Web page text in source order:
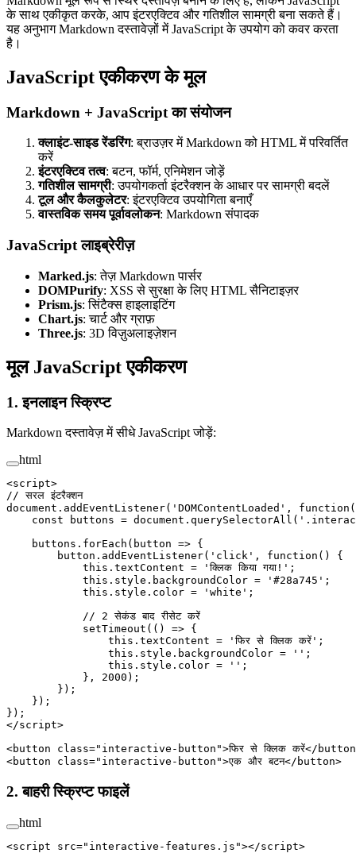
के साथ एकीकृत करके, आप इंटरएक्टिव और गतिशील सामग्री बना सकते हैं।
यह अनुभाग Markdown दस्तावेज़ों में JavaScript के उपयोग को कवर करता
है।
JavaScript एकीकरण के मूल
Markdown + JavaScript का संयोजन
क्लाइंट-साइड रेंडरिंग: ब्राउज़र में Markdown को HTML में परिवर्तित
करें
इंटरएक्टिव तत्व: बटन, फॉर्म, एनिमेशन जोड़ें
गतिशील सामग्री: उपयोगकर्ता इंटरैक्शन के आधार पर सामग्री बदलें
टूल और कैलकुलेटर: इंटरएक्टिव उपयोगिता बनाएँ
वास्तविक समय पूर्वावलोकन: Markdown संपादक
JavaScript लाइब्रेरीज़
Marked.js: तेज़ Markdown पार्सर
DOMPurify: XSS से सुरक्षा के लिए HTML सैनिटाइज़र
Prism.js: सिंटैक्स हाइलाइटिंग
Chart.js: चार्ट और ग्राफ़
Three.js: 3D विज़ुअलाइज़ेशन
मूल JavaScript एकीकरण
1. इनलाइन स्क्रिप्ट
Markdown दस्तावेज़ में सीधे JavaScript जोड़ें:
html
<script>
// सरल इंटरैक्शन
document. addEventListener( 'DOMContentLoaded' , function
    const
buttons = document. querySelectorAll (
    buttons.
forEach ( button => {
        button.
addEventListener( 'click' , function () {
            this
.textContent = 'क्लिक किया गया!' ;
            this
.style.backgroundColor = '#28a745' ;
            this
.style.color = 'white' ;
            // 2 सेकंड बाद रीसेट करें
            setTimeout
(() => {
                this
.textContent = 'फिर से क्लिक करें' ;
                this
.style.backgroundColor = '' ;
                this
.style.color = '' ;
            },
2000 );
        });
    });
});
</script>
<button class="interactive-button">फिर से क्लिक करें</ button
<button class="interactive-button">एक और बटन</ button>
2. बाहरी स्क्रिप्ट फाइलें
html
<script src="interactive-features.js"></script>